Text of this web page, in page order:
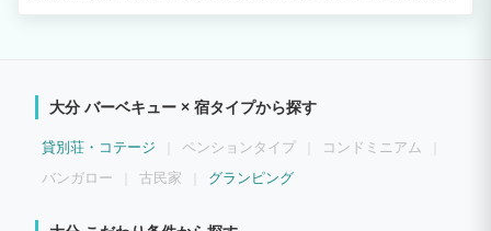
大分 バーベキュー × 宿タイプから探す
貸別荘・コテージ ペンションタイプ
コンドミニアム
バンガロー
古民家 グランピング